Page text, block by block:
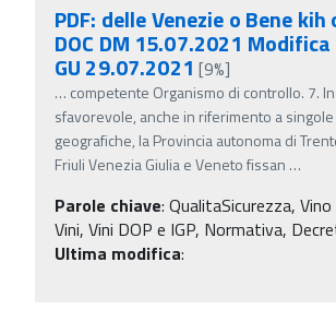
PDF: delle Venezie o Bene
DOC DM 15.07.2021
GU 29.07.2021 [9%]
… competente Organismo di controllo. 7.
sfavorevole, anche in riferimento a singole
geografiche, la Provincia autonoma di
Friuli Venezia Giulia e Veneto fissan …
Parole chiave: QualitaSicurezza,
Vini, Vini DOP e IGP, Normativa,
Ultima modifica: